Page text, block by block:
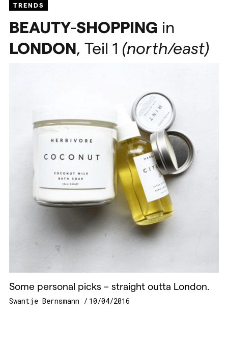
TRENDS
BEAUTY-SHOPPING in
LONDON, Teil 1 (north/east)
Some personal picks – straight outta London.
Swantje Bernsmann 10/04/2016